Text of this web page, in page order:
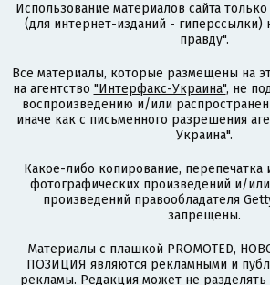
Использование материалов сайта
(для интернет-изданий - гиперссылки)
правду".
Все материалы, которые размещены на
на агентство "Интерфакс-Украина", не
воспроизведению и/или
иначе как с письменного разрешения
Украина".
Какое-либо копирование, перепечатка
фотографических произведений и/
произведений правообладателя
запрещены.
Материалы с плашкой PROMOTED,
ПОЗИЦИЯ являются рекламными и
рекламы. Редакция может не разделять